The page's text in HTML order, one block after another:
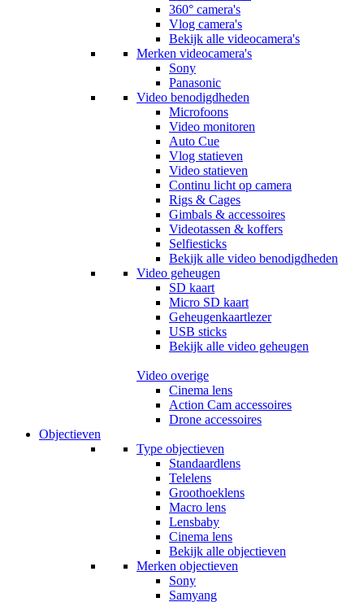
360° camera's
Vlog camera's
Bekijk alle videocamera's
Merken videocamera's
Sony
Panasonic
Video benodigdheden
Microfoons
Video monitoren
Auto Cue
Vlog statieven
Video statieven
Continu licht op camera
Rigs & Cages
Gimbals & accessoires
Videotassen & koffers
Selfiesticks
Bekijk alle video benodigdheden
Video geheugen
SD kaart
Micro SD kaart
Geheugenkaartlezer
USB sticks
Bekijk alle video geheugen
Video overige
Cinema lens
Action Cam accessoires
Drone accessoires
Objectieven
Type objectieven
Standaardlens
Telelens
Groothoeklens
Macro lens
Lensbaby
Cinema lens
Bekijk alle objectieven
Merken objectieven
Sony
Samyang